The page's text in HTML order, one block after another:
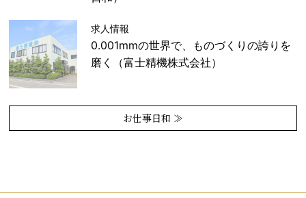
求人情報
0.001mmの世界で、ものづくりの誇りを
磨く（富士精機株式会社）
お仕事日和 ≫